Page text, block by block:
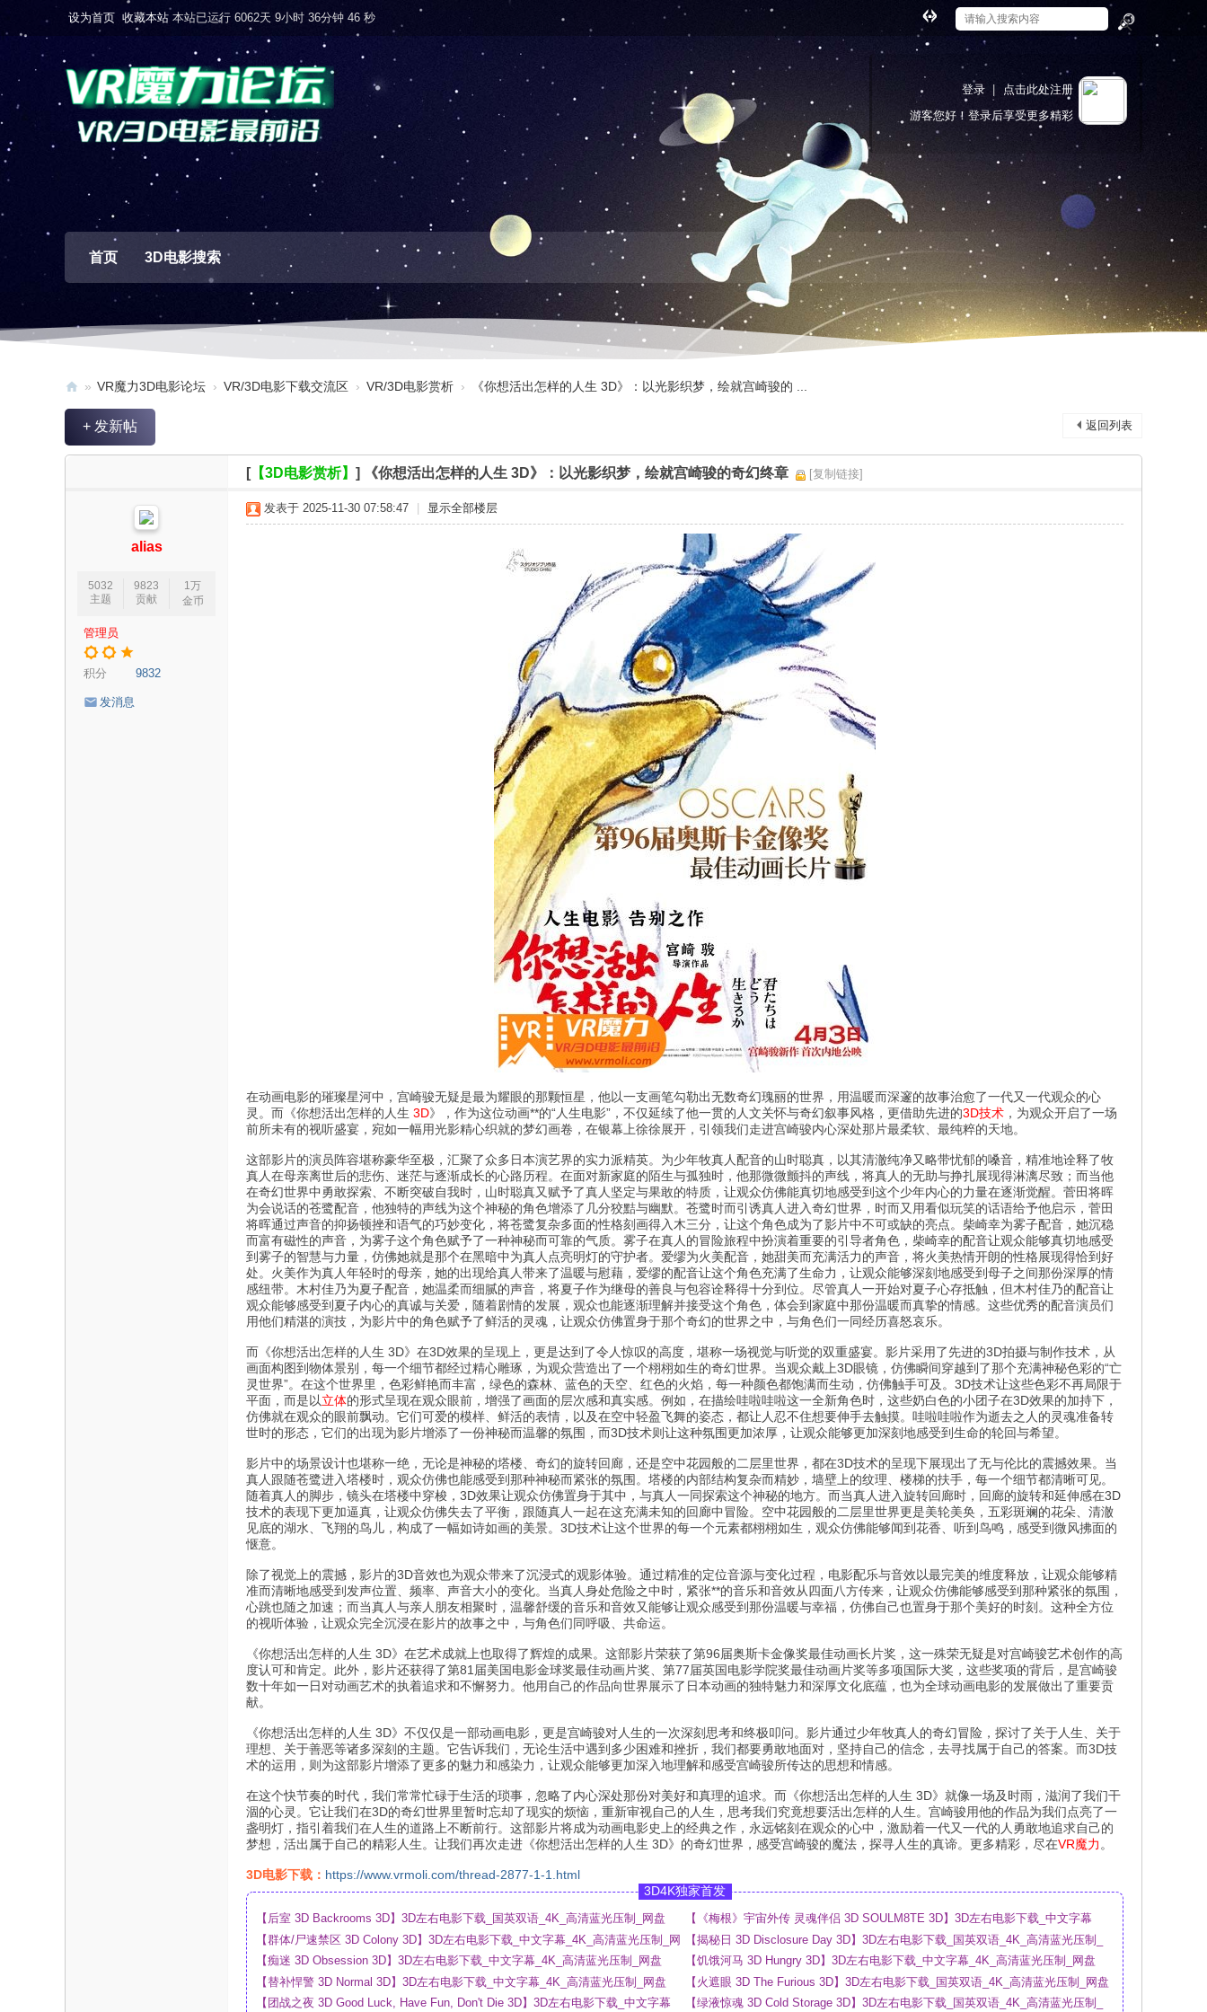
设为首页 收藏本站 本站已运行 6062天 9小时 36分钟 47 秒
索
切
换
宽
版
登录
点击此处注册
游客您好！登录后享受更多精彩
首页 3D电影搜索
V
» VR魔力3D电影论坛 › VR/3D电影下载交流区 › VR/3D电影赏析 › 《你想活出怎样的人生 3D》：以光影织梦，绘就宫崎骏的 ...
返回列表
+ 发新帖
[【3D电影赏析】 ] 《你想活出怎样的人生 3D》：以光影织梦，绘就宫崎骏的奇幻终章 [复制链接]
alias
5032
主题
9823
贡献
1万
金币
管理员
积分 9832
发消息
发表于 2025-11-30 07:58:47 显示全部楼层
在动画电影的璀璨星河中，宫崎骏无疑是最为耀眼的那颗恒星，他以一支画笔勾勒出无数奇幻瑰丽的世界，用温暖而深邃的故事治愈了一代又一代观众的心
灵。而《你想活出怎样的人生 3D》，作为这位动画**的“人生电影”，不仅延续了他一贯的人文关怀与奇幻叙事风格，更借助先进的3D技术 ，为观众开启了一场
前所未有的视听盛宴，宛如一幅用光影精心织就的梦幻画卷，在银幕上徐徐展开，引领我们走进宫崎骏内心深处那片最柔软、最纯粹的天地。
这部影片的演员阵容堪称豪华至极，汇聚了众多日本演艺界的实力派精英。为少年牧真人配音的山时聪真，以其清澈纯净又略带忧郁的嗓音，精准地诠释了牧
真人在母亲离世后的悲伤、迷茫与逐渐成长的心路历程。在面对新家庭的陌生与孤独时，他那微微颤抖的声线，将真人的无助与挣扎展现得淋漓尽致；而当他
在奇幻世界中勇敢探索、不断突破自我时，山时聪真又赋予了真人坚定与果敢的特质，让观众仿佛能真切地感受到这个少年内心的力量在逐渐觉醒。菅田将晖
为会说话的苍鹭配音，他独特的声线为这个神秘的角色增添了几分狡黠与幽默。苍鹭时而引诱真人进入奇幻世界，时而又用看似玩笑的话语给予他启示，菅田
将晖通过声音的抑扬顿挫和语气的巧妙变化，将苍鹭复杂多面的性格刻画得入木三分，让这个角色成为了影片中不可或缺的亮点。柴崎幸为雾子配音，她沉稳
而富有磁性的声音，为雾子这个角色赋予了一种神秘而可靠的气质。雾子在真人的冒险旅程中扮演着重要的引导者角色，柴崎幸的配音让观众能够真切地感受
到雾子的智慧与力量，仿佛她就是那个在黑暗中为真人点亮明灯的守护者。爱缪为火美配音，她甜美而充满活力的声音，将火美热情开朗的性格展现得恰到好
处。火美作为真人年轻时的母亲，她的出现给真人带来了温暖与慰藉，爱缪的配音让这个角色充满了生命力，让观众能够深刻地感受到母子之间那份深厚的情
感纽带。木村佳乃为夏子配音，她温柔而细腻的声音，将夏子作为继母的善良与包容诠释得十分到位。尽管真人一开始对夏子心存抵触，但木村佳乃的配音让
观众能够感受到夏子内心的真诚与关爱，随着剧情的发展，观众也能逐渐理解并接受这个角色，体会到家庭中那份温暖而真挚的情感。这些优秀的配音演员们
用他们精湛的演技，为影片中的角色赋予了鲜活的灵魂，让观众仿佛置身于那个奇幻的世界之中，与角色们一同经历喜怒哀乐。
而《你想活出怎样的人生 3D》在3D效果的呈现上，更是达到了令人惊叹的高度，堪称一场视觉与听觉的双重盛宴。影片采用了先进的3D拍摄与制作技术，从
画面构图到物体景别，每一个细节都经过精心雕琢，为观众营造出了一个栩栩如生的奇幻世界。当观众戴上3D眼镜，仿佛瞬间穿越到了那个充满神秘色彩的“亡
灵世界”。在这个世界里，色彩鲜艳而丰富，绿色的森林、蓝色的天空、红色的火焰，每一种颜色都饱满而生动，仿佛触手可及。3D技术让这些色彩不再局限于
平面，而是以立体的形式呈现在观众眼前，增强了画面的层次感和真实感。例如，在描绘哇啦哇啦这一全新角色时，这些奶白色的小团子在3D效果的加持下，
仿佛就在观众的眼前飘动。它们可爱的模样、鲜活的表情，以及在空中轻盈飞舞的姿态，都让人忍不住想要伸手去触摸。哇啦哇啦作为逝去之人的灵魂准备转
世时的形态，它们的出现为影片增添了一份神秘而温馨的氛围，而3D技术则让这种氛围更加浓厚，让观众能够更加深刻地感受到生命的轮回与希望。
影片中的场景设计也堪称一绝，无论是神秘的塔楼、奇幻的旋转回廊，还是空中花园般的二层里世界，都在3D技术的呈现下展现出了无与伦比的震撼效果。当
真人跟随苍鹭进入塔楼时，观众仿佛也能感受到那种神秘而紧张的氛围。塔楼的内部结构复杂而精妙，墙壁上的纹理、楼梯的扶手，每一个细节都清晰可见。
随着真人的脚步，镜头在塔楼中穿梭，3D效果让观众仿佛置身于其中，与真人一同探索这个神秘的地方。而当真人进入旋转回廊时，回廊的旋转和延伸感在3D
技术的表现下更加逼真，让观众仿佛失去了平衡，跟随真人一起在这充满未知的回廊中冒险。空中花园般的二层里世界更是美轮美奂，五彩斑斓的花朵、清澈
见底的湖水、飞翔的鸟儿，构成了一幅如诗如画的美景。3D技术让这个世界的每一个元素都栩栩如生，观众仿佛能够闻到花香、听到鸟鸣，感受到微风拂面的
惬意。
除了视觉上的震撼，影片的3D音效也为观众带来了沉浸式的观影体验。通过精准的定位音源与变化过程，电影配乐与音效以最完美的维度释放，让观众能够精
准而清晰地感受到发声位置、频率、声音大小的变化。当真人身处危险之中时，紧张**的音乐和音效从四面八方传来，让观众仿佛能够感受到那种紧张的氛围，
心跳也随之加速；而当真人与亲人朋友相聚时，温馨舒缓的音乐和音效又能够让观众感受到那份温暖与幸福，仿佛自己也置身于那个美好的时刻。这种全方位
的视听体验，让观众完全沉浸在影片的故事之中，与角色们同呼吸、共命运。
《你想活出怎样的人生 3D》在艺术成就上也取得了辉煌的成果。这部影片荣获了第96届奥斯卡金像奖最佳动画长片奖，这一殊荣无疑是对宫崎骏艺术创作的高
度认可和肯定。此外，影片还获得了第81届美国电影金球奖最佳动画片奖、第77届英国电影学院奖最佳动画片奖等多项国际大奖，这些奖项的背后，是宫崎骏
数十年如一日对动画艺术的执着追求和不懈努力。他用自己的作品向世界展示了日本动画的独特魅力和深厚文化底蕴，也为全球动画电影的发展做出了重要贡
献。
《你想活出怎样的人生 3D》不仅仅是一部动画电影，更是宫崎骏对人生的一次深刻思考和终极叩问。影片通过少年牧真人的奇幻冒险，探讨了关于人生、关于
理想、关于善恶等诸多深刻的主题。它告诉我们，无论生活中遇到多少困难和挫折，我们都要勇敢地面对，坚持自己的信念，去寻找属于自己的答案。而3D技
术的运用，则为这部影片增添了更多的魅力和感染力，让观众能够更加深入地理解和感受宫崎骏所传达的思想和情感。
在这个快节奏的时代，我们常常忙碌于生活的琐事，忽略了内心深处那份对美好和真理的追求。而《你想活出怎样的人生 3D》就像一场及时雨，滋润了我们干
涸的心灵。它让我们在3D的奇幻世界里暂时忘却了现实的烦恼，重新审视自己的人生，思考我们究竟想要活出怎样的人生。宫崎骏用他的作品为我们点亮了一
盏明灯，指引着我们在人生的道路上不断前行。这部影片将成为动画电影史上的经典之作，永远铭刻在观众的心中，激励着一代又一代的人勇敢地追求自己的
梦想，活出属于自己的精彩人生。让我们再次走进《你想活出怎样的人生 3D》的奇幻世界，感受宫崎骏的魔法，探寻人生的真谛。更多精彩，尽在VR魔力 。
3D电影下载： https://www.vrmoli.com/thread-2877-1-1.html
3D4K独家首发
【后室 3D Backrooms 3D】3D左右电影下载_国英双语_4K_高清蓝光压制_网盘
【《梅根》宇宙外传 灵魂伴侣 3D SOULM8TE 3D】3D左右电影下载_中文字幕
_4K_高清蓝光压制_网盘
【群体/尸速禁区 3D Colony 3D】3D左右电影下载_中文字幕_4K_高清蓝光压制_网
盘
【揭秘日 3D Disclosure Day 3D】3D左右电影下载_国英双语_4K_高清蓝光压制_
网盘
【痴迷 3D Obsession 3D】3D左右电影下载_中文字幕_4K_高清蓝光压制_网盘
【饥饿河马 3D Hungry 3D】3D左右电影下载_中文字幕_4K_高清蓝光压制_网盘
【替补悍警 3D Normal 3D】3D左右电影下载_中文字幕_4K_高清蓝光压制_网盘
【火遮眼 3D The Furious 3D】3D左右电影下载_国英双语_4K_高清蓝光压制_网盘
【团战之夜 3D Good Luck, Have Fun, Don't Die 3D】3D左右电影下载_中文字幕
【绿液惊魂 3D Cold Storage 3D】3D左右电影下载_国英双语_4K_高清蓝光压制_